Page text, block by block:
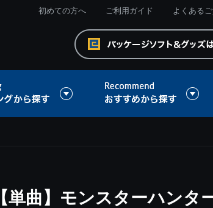
初めての方へ ご利用ガイド よくある
【単曲】モンスターハンタ